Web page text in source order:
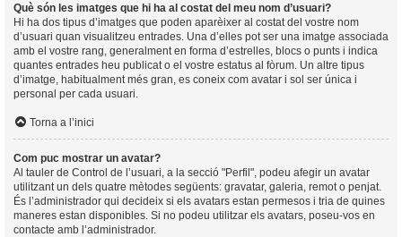
Què són les imatges que hi ha al costat del meu nom d’usuari?
Hi ha dos tipus d’imatges que poden aparèixer al costat del vostre nom
d’usuari quan visualitzeu entrades. Una d’elles pot ser una imatge associada
amb el vostre rang, generalment en forma d’estrelles, blocs o punts i indica
quantes entrades heu publicat o el vostre estatus al fòrum. Un altre tipus
d’imatge, habitualment més gran, es coneix com avatar i sol ser única i
personal per cada usuari.
Torna a l’inici
Com puc mostrar un avatar?
Al tauler de Control de l’usuari, a la secció "Perfil", podeu afegir un avatar
utilitzant un dels quatre mètodes següents: gravatar, galeria, remot o penjat.
És l’administrador qui decideix si els avatars estan permesos i tria de quines
maneres estan disponibles. Si no podeu utilitzar els avatars, poseu-vos en
contacte amb l’administrador.